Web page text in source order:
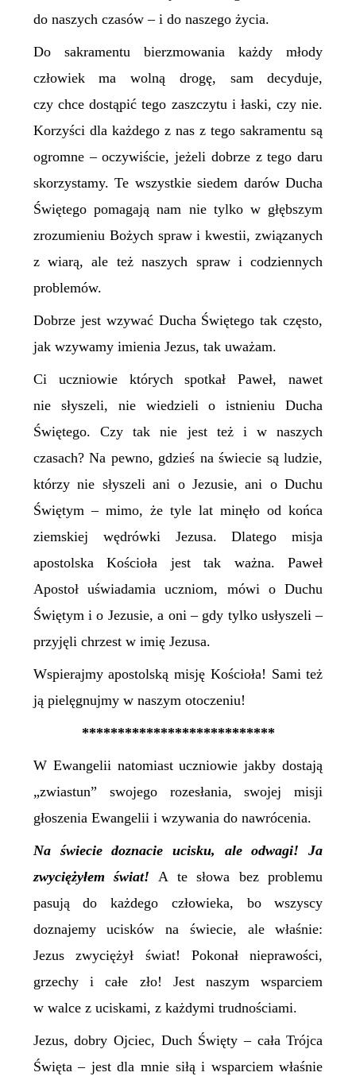
do naszych czasów – i do naszego życia.
Do sakramentu bierzmowania każdy młody
człowiek ma wolną drogę, sam decyduje,
czy chce dostąpić tego zaszczytu i łaski, czy nie.
Korzyści dla każdego z nas z tego sakramentu są
ogromne – oczywiście, jeżeli dobrze z tego daru
skorzystamy. Te wszystkie siedem darów Ducha
Świętego pomagają nam nie tylko w głębszym
zrozumieniu Bożych spraw i kwestii, związanych
z wiarą, ale też naszych spraw i codziennych
problemów.
Dobrze jest wzywać Ducha Świętego tak często,
jak wzywamy imienia Jezus, tak uważam.
Ci uczniowie których spotkał Paweł, nawet
nie słyszeli, nie wiedzieli o istnieniu Ducha
Świętego. Czy tak nie jest też i w naszych
czasach? Na pewno, gdzieś na świecie są ludzie,
którzy nie słyszeli ani o Jezusie, ani o Duchu
Świętym – mimo, że tyle lat minęło od końca
ziemskiej wędrówki Jezusa. Dlatego misja
apostolska Kościoła jest tak ważna. Paweł
Apostoł uświadamia uczniom, mówi o Duchu
Świętym i o Jezusie, a oni – gdy tylko usłyszeli –
przyjęli chrzest w imię Jezusa.
Wspierajmy apostolską misję Kościoła! Sami też
ją pielęgnujmy w naszym otoczeniu!
***************************
W Ewangelii natomiast uczniowie jakby dostają
„zwiastun” swojego rozesłania, swojej misji
głoszenia Ewangelii i wzywania do nawrócenia.
Na świecie doznacie ucisku, ale odwagi! Ja
zwyciężyłem świat! A te słowa bez problemu
pasują do każdego człowieka, bo wszyscy
doznajemy ucisków na świecie, ale właśnie:
Jezus zwyciężył świat! Pokonał nieprawości,
grzechy i całe zło! Jest naszym wsparciem
w walce z uciskami, z każdymi trudnościami.
Jezus, dobry Ojciec, Duch Święty – cała Trójca
Święta – jest dla mnie siłą i wsparciem właśnie